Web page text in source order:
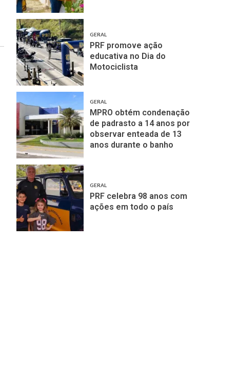
GERAL
PRF promove ação
educativa no Dia do
Motociclista
GERAL
MPRO obtém condenação
de padrasto a 14 anos por
observar enteada de 13
anos durante o banho
GERAL
PRF celebra 98 anos com
ações em todo o país